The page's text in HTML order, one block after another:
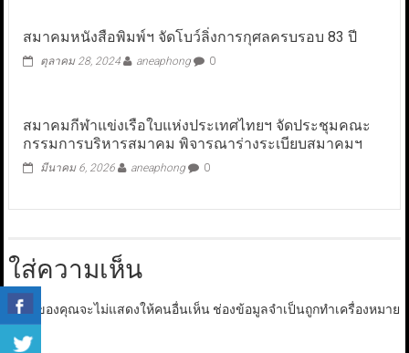
สมาคมหนังสือพิมพ์ฯ จัดโบว์ลิ่งการกุศลครบรอบ 83 ปี
ตุลาคม 28, 2024 aneaphong 0
สมาคมกีฬาแข่งเรือใบแห่งประเทศไทยฯ จัดประชุมคณะ
กรรมการบริหารสมาคม พิจารณาร่างระเบียบสมาคมฯ
มีนาคม 6, 2026 aneaphong 0
ใส่ความเห็น
อีเมลของคุณจะไม่แสดงให้คนอื่นเห็น ช่องข้อมูลจำเป็นถูกทำเครื่องหมาย
*